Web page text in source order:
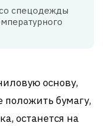
спецодежды
основу,
бумагу,
останется на